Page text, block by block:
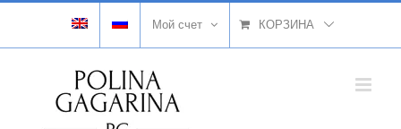
Мой счет КОРЗИНА